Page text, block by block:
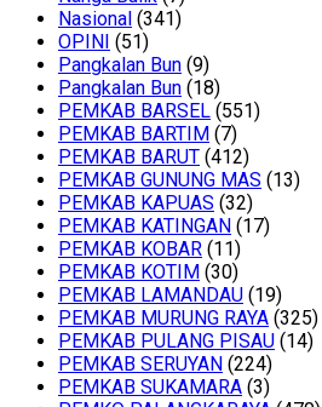
Nasional (341)
OPINI (51)
Pangkalan Bun (9)
Pangkalan Bun (18)
PEMKAB BARSEL (551)
PEMKAB BARTIM (7)
PEMKAB BARUT (412)
PEMKAB GUNUNG MAS (13)
PEMKAB KAPUAS (32)
PEMKAB KATINGAN (17)
PEMKAB KOBAR (11)
PEMKAB KOTIM (30)
PEMKAB LAMANDAU (19)
PEMKAB MURUNG RAYA (325)
PEMKAB PULANG PISAU (14)
PEMKAB SERUYAN (224)
PEMKAB SUKAMARA (3)